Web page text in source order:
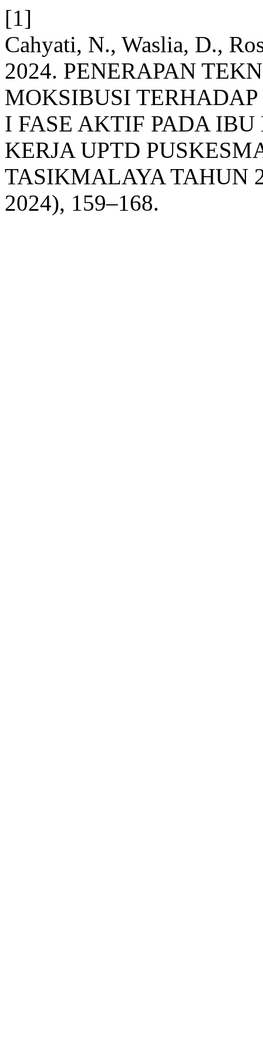
[1]
Cahyati, N., Waslia, D.,
2024. PENERAPAN
MOKSIBUSI
I FASE AKTIF PADA
KERJA UPTD
TASIKMALAYA TAHUN
2024), 159–168.